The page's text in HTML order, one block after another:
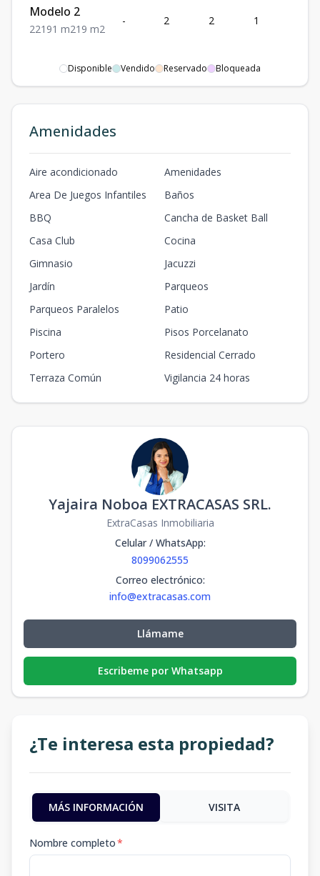
Modelo 2
221 91 m219 m2
- 2 2 1
Disponible Vendido Reservado Bloqueada
Amenidades
Aire acondicionado
Amenidades
Area De Juegos Infantiles
Baños
BBQ
Cancha de Basket Ball
Casa Club
Cocina
Gimnasio
Jacuzzi
Jardín
Parqueos
Parqueos Paralelos
Patio
Piscina
Pisos Porcelanato
Portero
Residencial Cerrado
Terraza Común
Vigilancia 24 horas
Yajaira Noboa EXTRACASAS SRL.
ExtraCasas Inmobiliaria
Celular / WhatsApp:
8099062555
Correo electrónico:
info@extracasas.com
Llámame
Escribeme por Whatsapp
¿Te interesa esta propiedad?
MÁS INFORMACIÓN VISITA
Nombre completo*